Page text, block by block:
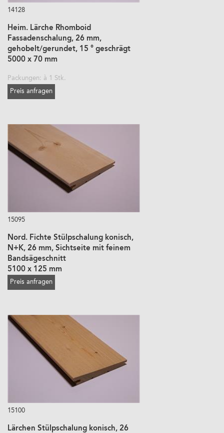
14128
Heim. Lärche Rhomboid
Fassadenschalung, 26 mm,
gehobelt/gerundet, 15 ° geschrägt
5000 x 70 mm
Packungen: à 1 Stk.
Preis anfragen
15095
Nord. Fichte Stülpschalung konisch,
N+K, 26 mm, Sichtseite mit feinem
Bandsägeschnitt
5100 x 125 mm
Preis anfragen
15100
Lärchen Stülpschalung konisch, 26